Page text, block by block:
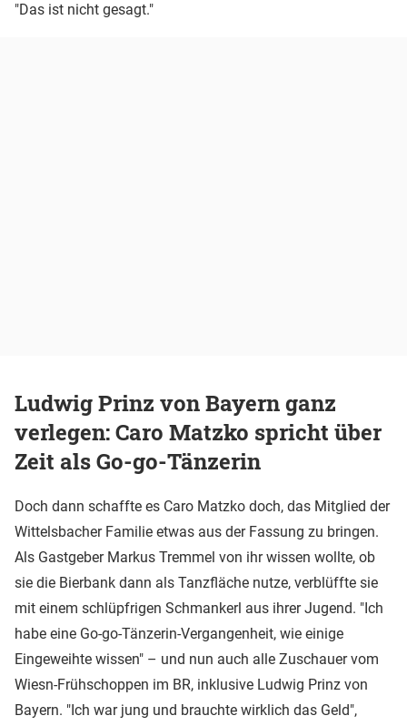
"Das ist nicht gesagt."
Ludwig Prinz von Bayern ganz
verlegen: Caro Matzko spricht über
Zeit als Go-go-Tänzerin
Doch dann schaffte es Caro Matzko doch, das Mitglied der
Wittelsbacher Familie etwas aus der Fassung zu bringen.
Als Gastgeber Markus Tremmel von ihr wissen wollte, ob
sie die Bierbank dann als Tanzfläche nutze, verblüffte sie
mit einem schlüpfrigen Schmankerl aus ihrer Jugend. "Ich
habe eine Go-go-Tänzerin-Vergangenheit, wie einige
Eingeweihte wissen" – und nun auch alle Zuschauer vom
Wiesn-Frühschoppen im BR, inklusive Ludwig Prinz von
Bayern. "Ich war jung und brauchte wirklich das Geld",